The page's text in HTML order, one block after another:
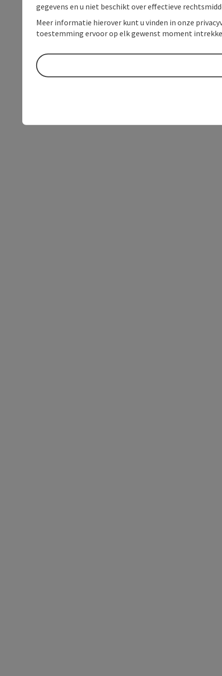
gegevens en u niet beschikt over effectieve
Meer informatie hierover kunt u vinden in onze
toestemming ervoor op elk gewenst moment